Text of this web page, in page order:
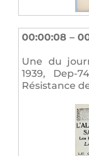
00:00:08 –
Une du
1939, Dep-
Résistance